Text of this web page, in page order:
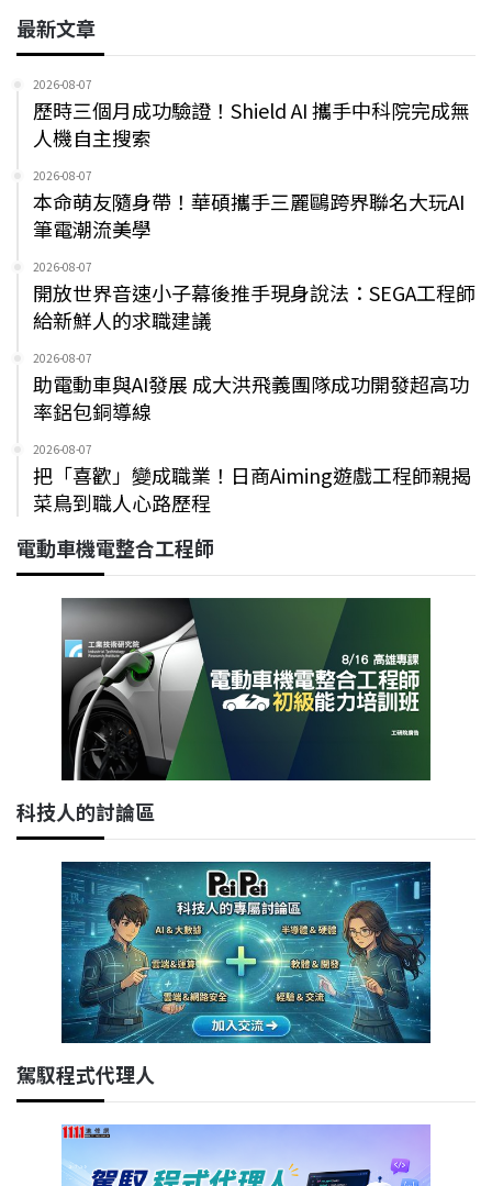
最新文章
2026-08-07
歷時三個月成功驗證！Shield AI 攜手中科院完成無
人機自主搜索
2026-08-07
本命萌友隨身帶！華碩攜手三麗鷗跨界聯名大玩AI
筆電潮流美學
2026-08-07
開放世界音速小子幕後推手現身說法：SEGA工程師
給新鮮人的求職建議
2026-08-07
助電動車與AI發展 成大洪飛義團隊成功開發超高功
率鋁包銅導線
2026-08-07
把「喜歡」變成職業！日商Aiming遊戲工程師親揭
菜鳥到職人心路歷程
電動車機電整合工程師
科技人的討論區
駕馭程式代理人